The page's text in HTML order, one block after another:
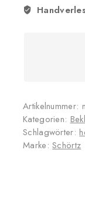
Artikelnummer:
Kategorien:
Schlagwörter:
Marke:Schörtz